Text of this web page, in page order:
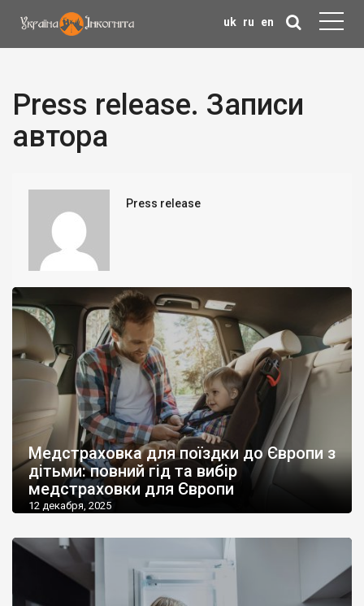
uk ru en
Press release. Записи
автора
Press release
Медстраховка для поїздки до Європи з
дітьми: повний гід та вибір
медстраховки для Європи
12 декабря, 2025